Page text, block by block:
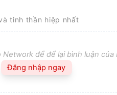
tinh thần hiệp nhất
để để lại bình luận
Đăng nhập ngay